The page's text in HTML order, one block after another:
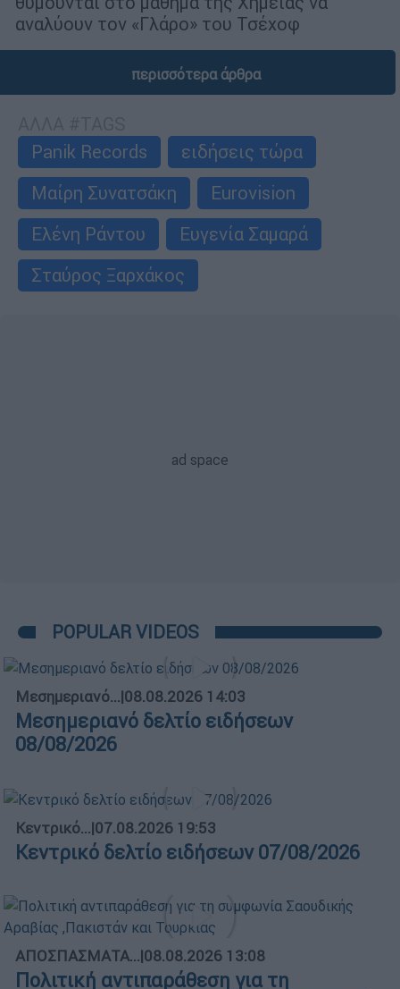
αναλύουν τον «Γλάρο» του Τσέχοφ
περισσότερα άρθρα
Panik Records
ειδήσεις τώρα
Μαίρη Συνατσάκη
Eurovision
Ελένη Ράντου
Ευγενία Σαμαρά
Σταύρος Ξαρχάκος
POPULAR VIDEOS
Μεσημεριανό...|08.08.2026 14:03
Μεσημεριανό δελτίο ειδήσεων
08/08/2026
Κεντρικό...|07.08.2026 19:53
Κεντρικό δελτίο ειδήσεων 07/08/2026
ΑΠΟΣΠΑΣΜΑΤΑ...|08.08.2026 13:08
Πολιτική αντιπαράθεση για τη